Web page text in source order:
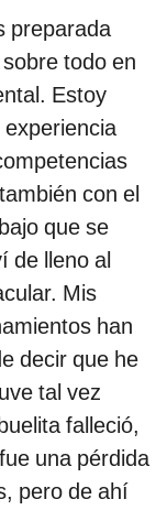
preparada
todo en
Estoy
con el
que se
de lleno al
Mis
han
decir que he
tal vez
falleció,
una pérdida
pero de ahí